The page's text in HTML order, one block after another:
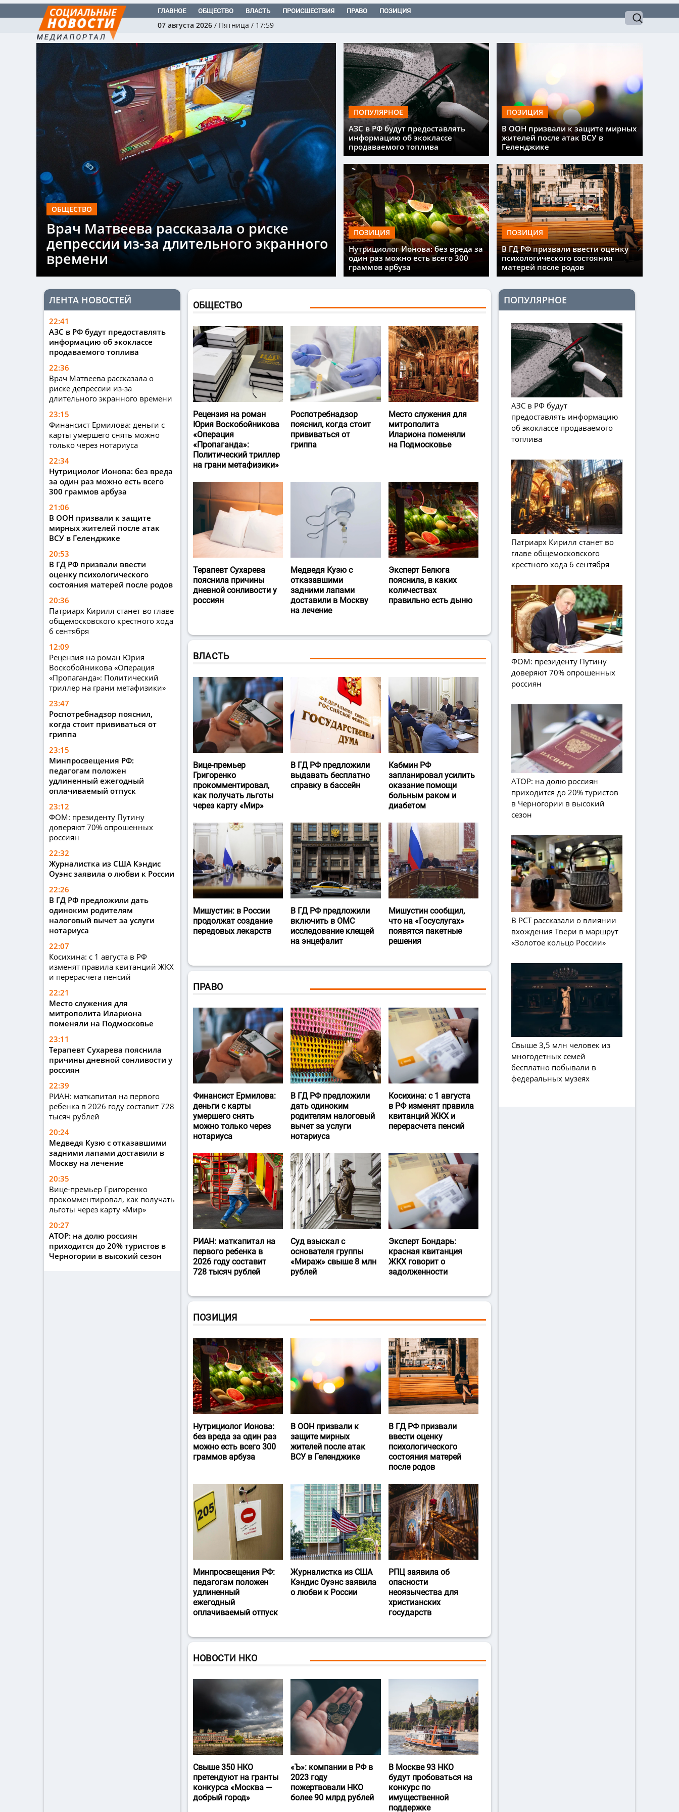
ГЛАВНОЕ ОБЩЕСТВО ВЛАСТЬ ПРОИСШЕСТВИЯ ПРАВО ПОЗИЦИЯ
07 августа 2026 / Пятница / 17:59
ОБЩЕСТВО
Врач Матвеева рассказала о риске
депрессии из-за длительного экранного
времени
ПОПУЛЯРНОЕ
АЗС в РФ будут предоставлять
информацию об экоклассе
продаваемого топлива
ПОЗИЦИЯ
Нутрициолог Ионова: без вреда за
один раз можно есть всего 300
граммов арбуза
ПОЗИЦИЯ
В ООН призвали к защите мирных
жителей после атак ВСУ в
Геленджике
ПОЗИЦИЯ
В ГД РФ призвали ввести оценку
психологического состояния
матерей после родов
ЛЕНТА НОВОСТЕЙ
22:41
АЗС в РФ будут предоставлять
информацию об экоклассе
продаваемого топлива
22:36
Врач Матвеева рассказала о
риске депрессии из-за
длительного экранного времени
23:15
Финансист Ермилова: деньги с
карты умершего снять можно
только через нотариуса
22:34
Нутрициолог Ионова: без вреда
за один раз можно есть всего
300 граммов арбуза
21:06
В ООН призвали к защите
мирных жителей после атак
ВСУ в Геленджике
20:53
В ГД РФ призвали ввести
оценку психологического
состояния матерей после родов
20:36
Патриарх Кирилл станет во главе
общемосковского крестного хода
6 сентября
12:09
Рецензия на роман Юрия
Воскобойникова «Операция
«Пропаганда»: Политический
триллер на грани метафизики»
23:47
Роспотребнадзор пояснил,
когда стоит прививаться от
гриппа
23:15
Минпросвещения РФ:
педагогам положен
удлиненный ежегодный
оплачиваемый отпуск
23:12
ФОМ: президенту Путину
доверяют 70% опрошенных
россиян
22:32
Журналистка из США Кэндис
Оуэнс заявила о любви к России
22:26
В ГД РФ предложили дать
одиноким родителям
налоговый вычет за услуги
нотариуса
22:07
Косихина: с 1 августа в РФ
изменят правила квитанций ЖКХ
и перерасчета пенсий
22:21
Место служения для
митрополита Илариона
поменяли на Подмосковье
23:11
Терапевт Сухарева пояснила
причины дневной сонливости у
россиян
22:39
РИАН: маткапитал на первого
ребенка в 2026 году составит 728
тысяч рублей
20:24
Медведя Кузю с отказавшими
задними лапами доставили в
Москву на лечение
20:35
Вице-премьер Григоренко
прокомментировал, как получать
льготы через карту «Мир»
20:27
АТОР: на долю россиян
приходится до 20% туристов в
Черногории в высокий сезон
ОБЩЕСТВО
Рецензия на роман
Юрия Воскобойникова
«Операция
«Пропаганда»:
Политический триллер
на грани метафизики»
Роспотребнадзор
пояснил, когда стоит
прививаться от
гриппа
Место служения для
митрополита
Илариона поменяли
на Подмосковье
Терапевт Сухарева
пояснила причины
дневной сонливости у
россиян
Медведя Кузю с
отказавшими
задними лапами
доставили в Москву
на лечение
Эксперт Белюга
пояснила, в каких
количествах
правильно есть дыню
ВЛАСТЬ
Вице-премьер
Григоренко
прокомментировал,
как получать льготы
через карту «Мир»
В ГД РФ предложили
выдавать бесплатно
справку в бассейн
Кабмин РФ
запланировал усилить
оказание помощи
больным раком и
диабетом
Мишустин: в России
продолжат создание
передовых лекарств
В ГД РФ предложили
включить в ОМС
исследование клещей
на энцефалит
Мишустин сообщил,
что на «Госуслугах»
появятся пакетные
решения
ПРАВО
Финансист Ермилова:
деньги с карты
умершего снять
можно только через
нотариуса
В ГД РФ предложили
дать одиноким
родителям налоговый
вычет за услуги
нотариуса
Косихина: с 1 августа
в РФ изменят правила
квитанций ЖКХ и
перерасчета пенсий
РИАН: маткапитал на
первого ребенка в
2026 году составит
728 тысяч рублей
Суд взыскал с
основателя группы
«Мираж» свыше 8 млн
рублей
Эксперт Бондарь:
красная квитанция
ЖКХ говорит о
задолженности
ПОЗИЦИЯ
Нутрициолог Ионова:
без вреда за один раз
можно есть всего 300
граммов арбуза
В ООН призвали к
защите мирных
жителей после атак
ВСУ в Геленджике
В ГД РФ призвали
ввести оценку
психологического
состояния матерей
после родов
Минпросвещения РФ:
педагогам положен
удлиненный
ежегодный
оплачиваемый отпуск
Журналистка из США
Кэндис Оуэнс заявила
о любви к России
РПЦ заявила об
опасности
неоязычества для
христианских
государств
НОВОСТИ НКО
Свыше 350 НКО
претендуют на гранты
конкурса «Москва —
добрый город»
«Ъ‎»: компании в РФ в
2023 году
пожертвовали НКО
более 90 млрд рублей
В Москве 93 НКО
будут пробоваться на
конкурс по
имущественной
поддержке
ПОПУЛЯРНОЕ
АЗС в РФ будут
предоставлять информацию
об экоклассе продаваемого
топлива
Патриарх Кирилл станет во
главе общемосковского
крестного хода 6 сентября
ФОМ: президенту Путину
доверяют 70% опрошенных
россиян
АТОР: на долю россиян
приходится до 20% туристов
в Черногории в высокий
сезон
В РСТ рассказали о влиянии
вхождения Твери в маршрут
«Золотое кольцо России»
Свыше 3,5 млн человек из
многодетных семей
бесплатно побывали в
федеральных музеях